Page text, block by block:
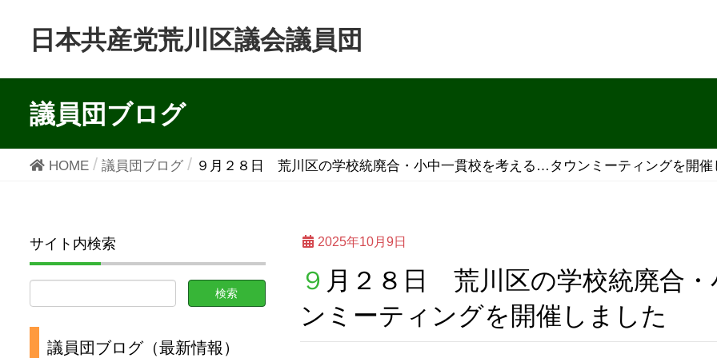
日本共産党荒川区議会議員団
議員団ブログ
HOME 議員団ブログ ９月２８日 荒川区の学校統廃合・小中一貫校を考える…タウンミーティングを開催
2025年10月9日
９月２８日 荒川区の学校統廃合・小中一貫校を考える…タウ
ンミーティングを開催しました
サイト内検索
議員団ブログ（最新情報）